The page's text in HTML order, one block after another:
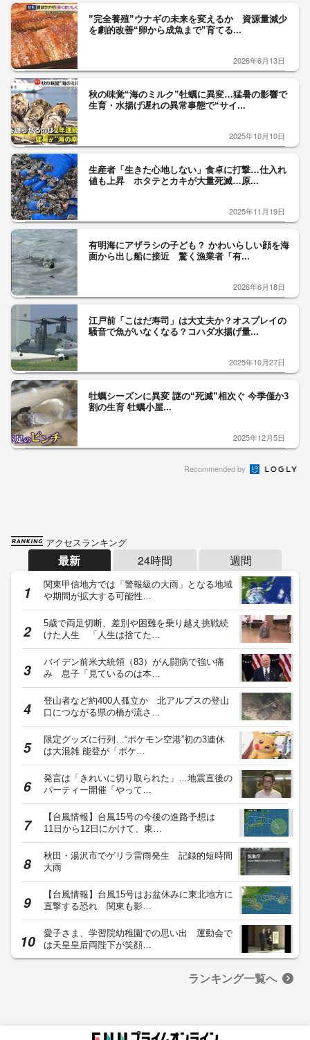
”完全養殖”ウナギの未来を変えるか 資源量減少
を劇的改善“卵から成魚まで”育てる...
2026年6月13日
秋の味覚“海のミルク”牡蠣に異変…猛暑の影響で
生育・水揚げ遅れの異常事態で“サイ...
2025年10月10日
生産者「生きた心地しない」食卓に打撃…仕入れ
値も上昇 ホタテとカキが大量死滅…原...
2025年11月19日
有明海にアザラシの子ども？ かわいらしい顔を海
面から出し船に接近 驚く漁業者「有...
2026年6月18日
江戸前「こはだ寿司」は大丈夫か？オスプレイの
騒音で魚がいなくなる？コハダ水揚げ量...
2025年10月27日
牡蠣シーズンに異変 謎の“死滅”相次ぐ 今季僅か3
割の生育 牡蠣小屋...
2025年12月5日
Recommended by
アクセスランキング
最新 24時間 週間
関東甲信地方では「警報級の大雨」となる地域
や期間が拡大する可能性…
5歳で両足切断、差別や困難を乗り越え挑戦続
けた人生 「人生は捨てた…
バイデン前米大統領（83）がん闘病で強い痛
み 息子「見ているのは本…
登山者など約400人孤立か 北アルプスの登山
口につながる県の橋が流さ…
限定グッズに行列…“ポケモン空港”初の3連休
は大混雑 能登が「ポケ…
発言は「きれいに切り取られた」…地震直後の
パーティー開催「やって…
【台風情報】台風15号の今後の進路予想は
11日から12日にかけて、東…
秋田・湯沢市でゲリラ雷雨発生 記録的短時間
大雨
【台風情報】台風15号はお盆休みに東北地方に
直撃する恐れ 関東も影…
愛子さま、学習院幼稚園での思い出 運動会で
は天皇皇后両陛下が笑顔…
ランキング一覧へ